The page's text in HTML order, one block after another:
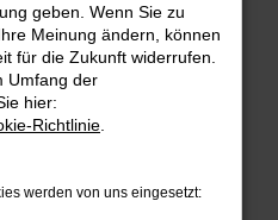
Error
dir helfen können:
und deine
geben. Wenn Sie zu
Meinung ändern, können
für die Zukunft widerrufen.
Umfang der
hier:
Richtlinie
werden von uns eingesetzt: